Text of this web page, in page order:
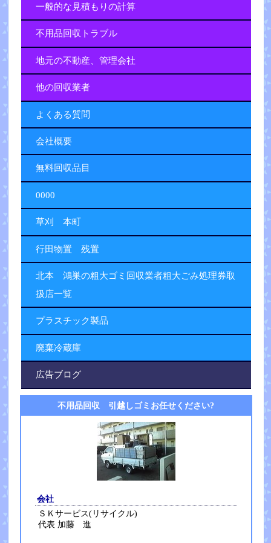
一般的な見積もりの計算
不用品回収トラブル
地元の不動産、管理会社
他の回収業者
よくある質問
会社概要
無料回収品目
0000
草刈 本町
行田物置 残置
北本 鴻巣の粗大ゴミ回収業者粗大ごみ処理券取
扱店一覧
プラスチック製品
廃棄冷蔵庫
広告ブログ
不用品回収 引越しゴミお任せください?
会社
ＳＫサービス(リサイクル)
代表 加藤 進